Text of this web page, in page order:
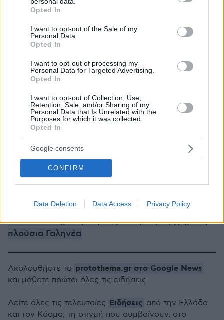
grant or deny consent to Google and its third-party tags to
use your data for below specified purposes in below Google
consent section.
Opted In
I want to opt-out of the Sale of my
Personal Data.
Opted In
I want to opt-out of processing my
Personal Data for Targeted Advertising.
Opted In
I want to opt-out of Collection, Use,
Retention, Sale, and/or Sharing of my
Personal Data that Is Unrelated with the
Purposes for which it was collected.
Opted In
Google consents
CONFIRM
Data Deletion Data Access Privacy Policy
Ειδήσεις σήμερα:
Καίτη Κωνσταντίνου, η ηθοποιός που έφερε
της ζωής της και η άφθαρτη Σωσώ
Βανδαλισμός στην Εθνική Πινακοθήκη: Τα
συμβολικά έργα που σκανδάλισαν τον
βουλευτή της Νίκης - Ποιος είναι ο
βραβευμένος δημιουργός τους
όταν ο σύζυγός της την παράτησε, η
πολιτικοποιημένη Καρέζη και η παρεξηγημένη
πλούσια Γαληνέα
Ακολουθήστε το protothema.gr στο Google News
και μάθετε πρώτοι όλες τις ειδήσεις
Δείτε όλες τις τελευταίες Ειδήσεις από την Ελλάδα
και τον Κόσμο, τη στιγμή που συμβαίνουν, στο